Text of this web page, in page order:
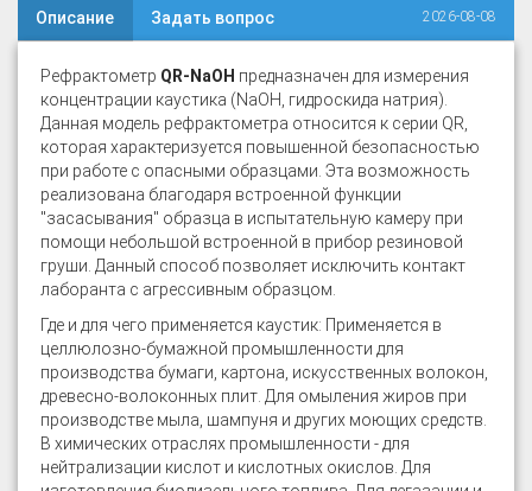
Описание Задать вопрос 2026-08-08
Рефрактометр QR-NaOH предназначен для измерения
концентрации каустика (NaOH, гидроскида натрия).
Данная модель рефрактометра относится к серии QR,
которая характеризуется повышенной безопасностью
при работе с опасными образцами. Эта возможность
реализована благодаря встроенной функции
"засасывания" образца в испытательную камеру при
помощи небольшой встроенной в прибор резиновой
груши. Данный способ позволяет исключить контакт
лаборанта с агрессивным образцом.
Где и для чего применяется каустик: Применяется в
целлюлозно-бумажной промышленности для
производства бумаги, картона, искусственных волокон,
древесно-волоконных плит. Для омыления жиров при
производстве мыла, шампуня и других моющих средств.
В химических отраслях промышленности - для
нейтрализации кислот и кислотных окислов. Для